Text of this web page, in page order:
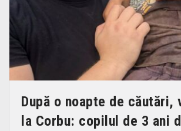
După o noapte de căutări,
la Corbu: copilul de 3 ani